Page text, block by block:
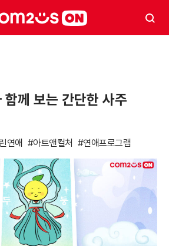
함께 보는 간단한 사주
연애 #아트앤컬처 #연애프로그램